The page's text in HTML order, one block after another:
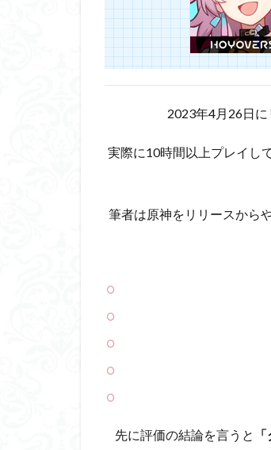
2023年4月26日に
実際に10時間以上プレイし
筆者は原神をリリースから
先に評価の結論を言うと